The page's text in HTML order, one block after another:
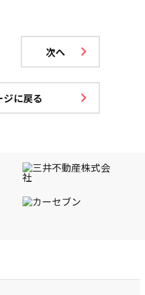
次へ
ジに戻る